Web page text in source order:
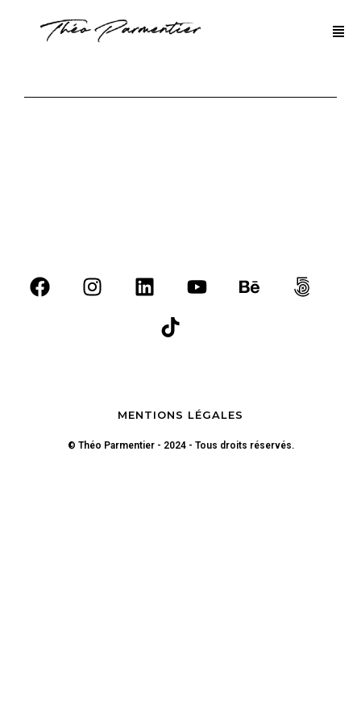
MENTIONS LÉGALES
© Théo Parmentier - 2024 - Tous droits réservés.